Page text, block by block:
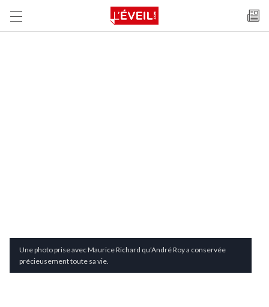
Une photo prise avec Maurice Richard qu’André Roy a conservée
précieusement toute sa vie.